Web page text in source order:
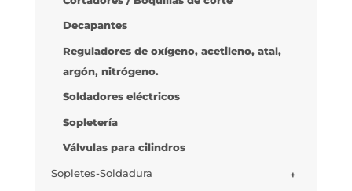
Decapantes
Reguladores de oxígeno, acetileno, atal,
argón, nitrógeno.
Soldadores eléctricos
Sopletería
Válvulas para cilindros
+
Sopletes-Soldadura